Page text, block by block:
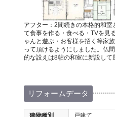
アフター：2間続きの本格的和
て食事を作る・食べる・TVを
ゃんと遊ぶ・お客様を招く等家
って頂けるようにしました。仏
的な設えは8帖の和室に新設して
リフォームデータ
建物種別
戸建て